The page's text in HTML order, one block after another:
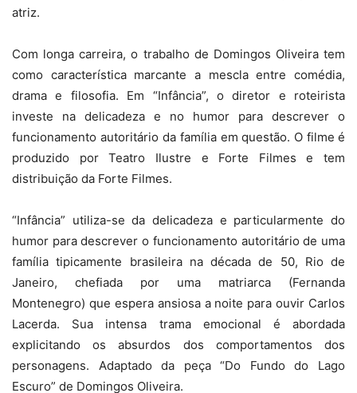
atriz.
Com longa carreira, o trabalho de Domingos Oliveira tem
como característica marcante a mescla entre comédia,
drama e filosofia. Em “Infância”, o diretor e roteirista
investe na delicadeza e no humor para descrever o
funcionamento autoritário da família em questão. O filme é
produzido por Teatro Ilustre e Forte Filmes e tem
distribuição da Forte Filmes.
“Infância” utiliza-se da delicadeza e particularmente do
humor para descrever o funcionamento autoritário de uma
família tipicamente brasileira na década de 50, Rio de
Janeiro, chefiada por uma matriarca (Fernanda
Montenegro) que espera ansiosa a noite para ouvir Carlos
Lacerda. Sua intensa trama emocional é abordada
explicitando os absurdos dos comportamentos dos
personagens. Adaptado da peça “Do Fundo do Lago
Escuro” de Domingos Oliveira.